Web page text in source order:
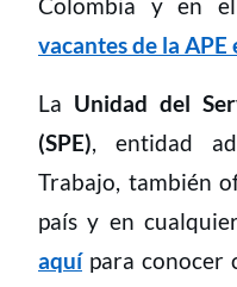
Colombia y en
vacantes de la APE
La Unidad del
(SPE), entidad
Trabajo, también
país y en
aquípara conocer